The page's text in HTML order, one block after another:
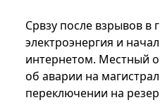
Срвзу после взрывов в
электроэнергия и
интернетом. Местный
об аварии на
переключении на